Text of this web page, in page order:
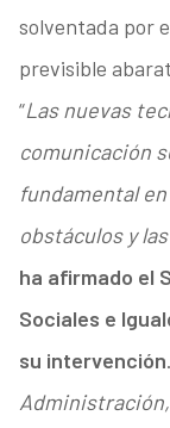
solventada por
previsible
“Las nuevas
comunicación
fundamental
obstáculos y
ha afirmado el
Sociales e
su intervención